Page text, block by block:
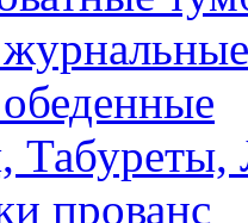
Табуреты,
прованс